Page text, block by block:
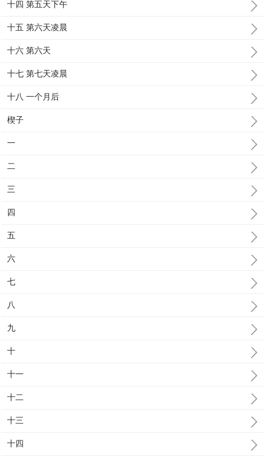
十四 第五天下午
十五 第六天凌晨
十六 第六天
十七 第七天凌晨
十八 一个月后
楔子
一
二
三
四
五
六
七
八
九
十
十一
十二
十三
十四